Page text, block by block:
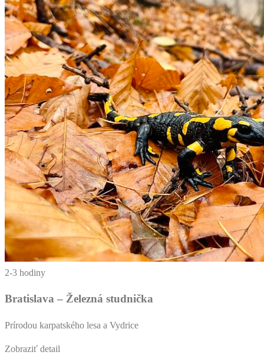
2-3 hodiny
Bratislava – Železná studnička
Prírodou karpatského lesa a Vydrice
Zobraziť detail